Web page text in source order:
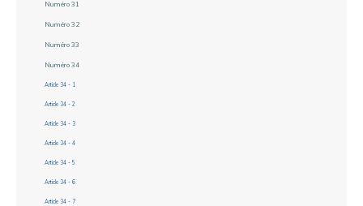
Numéro 31
Numéro 32
Numéro 33
Numéro 34
Article 34 - 1
Article 34 - 2
Article 34 - 3
Article 34 - 4
Article 34 - 5
Article 34 - 6
Article 34 - 7